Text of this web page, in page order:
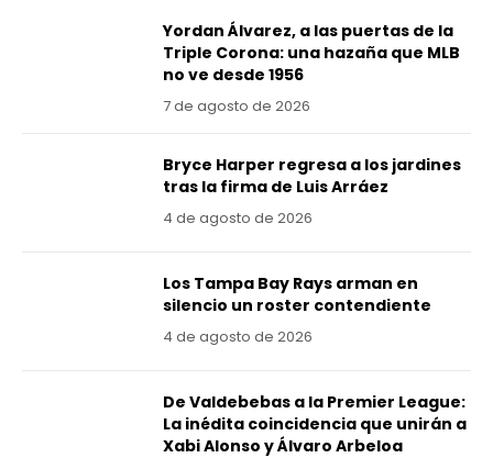
Yordan Álvarez, a las puertas de la
Triple Corona: una hazaña que MLB
no ve desde 1956
7 de agosto de 2026
Bryce Harper regresa a los jardines
tras la firma de Luis Arráez
4 de agosto de 2026
Los Tampa Bay Rays arman en
silencio un roster contendiente
4 de agosto de 2026
De Valdebebas a la Premier League:
La inédita coincidencia que unirán a
Xabi Alonso y Álvaro Arbeloa